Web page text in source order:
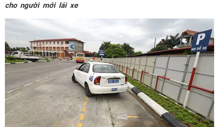
cho người mới lái xe